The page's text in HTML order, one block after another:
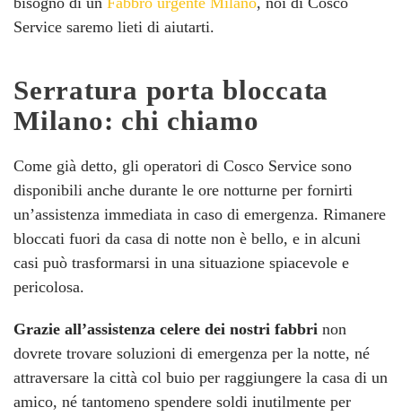
Service saremo lieti di aiutarti.
Serratura porta bloccata
Milano: chi chiamo
Come già detto, gli operatori di Cosco Service sono
disponibili anche durante le ore notturne per fornirti
un’assistenza immediata in caso di emergenza. Rimanere
bloccati fuori da casa di notte non è bello, e in alcuni
casi può trasformarsi in una situazione spiacevole e
pericolosa.
Grazie all’assistenza celere dei nostri fabbri non
dovrete trovare soluzioni di emergenza per la notte, né
attraversare la città col buio per raggiungere la casa di un
amico, né tantomeno spendere soldi inutilmente per